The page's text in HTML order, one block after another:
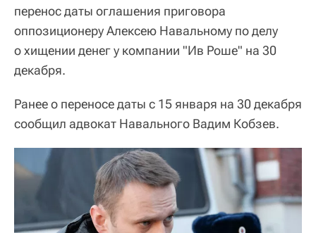
перенос даты оглашения приговора
оппозиционеру Алексею Навальному по делу
о хищении денег у компании "Ив Роше" на 30
декабря.
Ранее о переносе даты с 15 января на 30 декабря
сообщил адвокат Навального Вадим Кобзев.